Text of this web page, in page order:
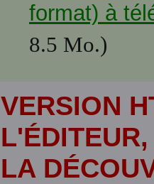
format) à
8.5 Mo.)
VERSION
L'ÉDITEUR,
LA